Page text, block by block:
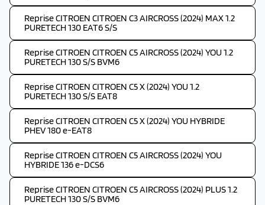
Reprise CITROEN CITROEN C3 AIRCROSS (2024) MAX 1.2
PURETECH 130 EAT6 S/S
Reprise CITROEN CITROEN C5 AIRCROSS (2024) YOU 1.2
PURETECH 130 S/S BVM6
Reprise CITROEN CITROEN C5 X (2024) YOU 1.2
PURETECH 130 S/S EAT8
Reprise CITROEN CITROEN C5 X (2024) YOU HYBRIDE
PHEV 180 e-EAT8
Reprise CITROEN CITROEN C5 AIRCROSS (2024) YOU
HYBRIDE 136 e-DCS6
Reprise CITROEN CITROEN C5 AIRCROSS (2024) PLUS 1.2
PURETECH 130 S/S BVM6